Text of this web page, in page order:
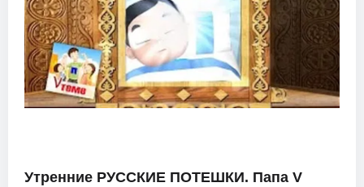
Утренние РУССКИЕ ПОТЕШКИ. Папа V